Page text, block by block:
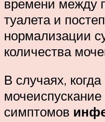
времени между
туалета и
нормализации
количества
В случаях,
симптомов